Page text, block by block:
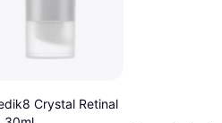
Crystal Retinal